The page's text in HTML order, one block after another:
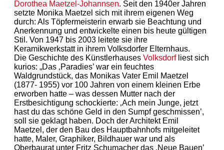
Dorothea Maetzel-Johannsen. Seit den 1940er Jahren
setzte Monika Maetzel sich mit ihrem eigenen Weg
durch: Als Töpfermeisterin erwarb sie Beachtung und
Anerkennung und entwickelte einen bis heute gültigen
Stil. Von 1947 bis 2003 leitete sie ihre
Keramikwerkstatt in ihrem Volksdorfer Elternhaus.
Die Geschichte des Künstlerhauses Volksdorfliest sich
kurios: „Das ‚Paradies’ war ein feuchtes
Waldgrundstück, das Monikas Vater Emil Maetzel
(1877- 1955) vor 100 Jahren von einem kleinen Erbe
erworben hatte – was dessen Mutter nach der
Erstbesichtigung schockierte: ‚Ach mein Junge, jetzt
hast du das schöne Geld in den Sumpf geschmissen’,
soll sie geklagt haben. Doch der Architekt Emil
Maetzel, der den Bau des Hauptbahnhofs mitgeleitet
hatte, Maler, Graphiker, Bildhauer war und als
Oberbaurat unter Fritz Schumacher das ‚Neue Bauen’